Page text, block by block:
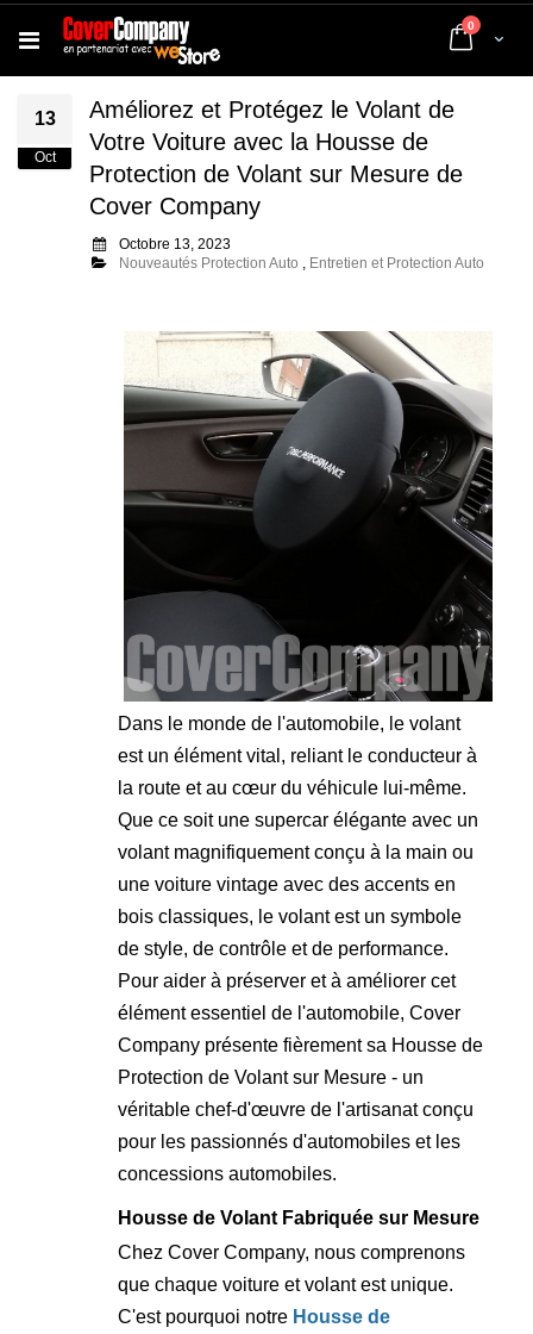
Cart
0 articles
13
Oct
Améliorez et Protégez le Volant de
Votre Voiture avec la Housse de
Protection de Volant sur Mesure de
Cover Company
Octobre 13, 2023
Nouveautés Protection Auto , Entretien et Protection Auto
Dans le monde de l'automobile, le volant
est un élément vital, reliant le conducteur à
la route et au cœur du véhicule lui-même.
Que ce soit une supercar élégante avec un
volant magnifiquement conçu à la main ou
une voiture vintage avec des accents en
bois classiques, le volant est un symbole
de style, de contrôle et de performance.
Pour aider à préserver et à améliorer cet
élément essentiel de l'automobile, Cover
Company présente fièrement sa Housse de
Protection de Volant sur Mesure - un
véritable chef-d'œuvre de l'artisanat conçu
pour les passionnés d'automobiles et les
concessions automobiles.
Housse de Volant Fabriquée sur Mesure
Chez Cover Company, nous comprenons
que chaque voiture et volant est unique.
C'est pourquoi notre Housse de